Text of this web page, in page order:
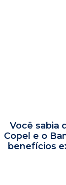
Você sabia
Copel e o
benefícios